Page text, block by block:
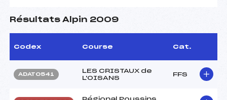
Résultats Alpin 2009
Codex Course Cat.
ADAT0541
LES CRISTAUX de
L'OISANS
FFS
Régional Poussins